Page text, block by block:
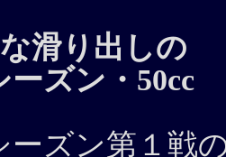
滑り出しの
ーズン・50cc
ーズン第１戦